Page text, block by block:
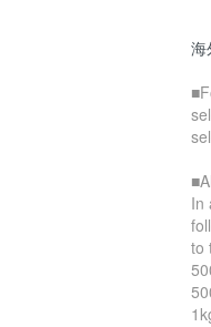
海
In
to